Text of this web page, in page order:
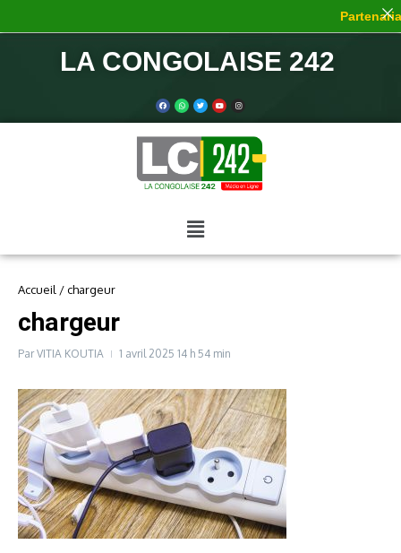
LA CONGOLAISE 242
Accueil /chargeur
chargeur
ParVITIA KOUTIA 1 avril 2025 14 h 54 min